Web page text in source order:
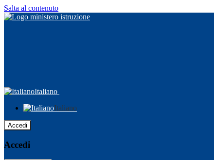
Salta al contenuto
Italiano
Italiano
Accedi
Accedi